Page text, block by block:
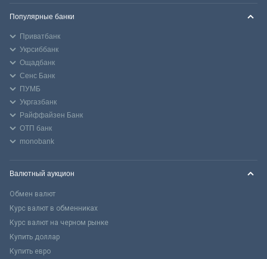
Популярные банки
Приватбанк
Укрсиббанк
Ощадбанк
Сенс Банк
ПУМБ
Укргазбанк
Райффайзен Банк
ОТП банк
monobank
Валютный аукцион
Обмен валют
Курс валют в обменниках
Курс валют на черном рынке
Купить доллар
Купить евро